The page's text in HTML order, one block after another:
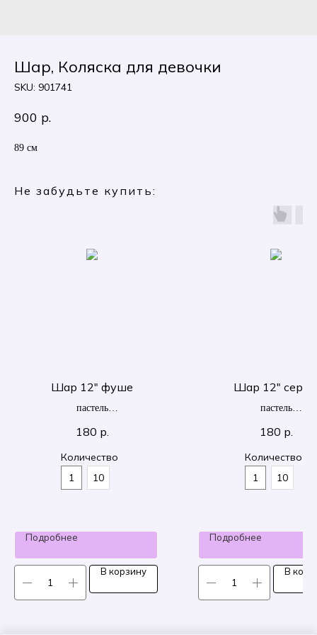
Шар, Коляска для девочки
SKU: 901741
900 р.
89 см
Не забудьте купить:
Шар 12" фуше
пастель
180 р.
Количество
1
10
Подробнее
В корзину
Шар 12"
пастель
180 р.
Количество
1
10
Подробнее
В